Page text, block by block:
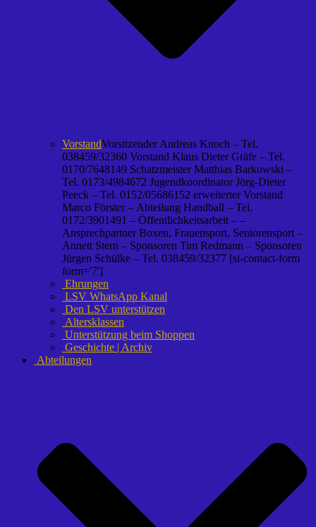
VorstandVorsitzender Andreas Knoch – Tel.
038459/32360 Vorstand Klaus Dieter Gräfe – Tel.
0170/7648149 Schatzmeister Matthias Barkowski –
Tel. 0173/4984672 Jugendkoordinator Jörg-Dieter
Peeck – Tel. 0152/05686152 erweiterter Vorstand
Marco Förster – Abteilung Handball – Tel.
0172/3901491 – Öffentlichkeitsarbeit – –
Ansprechpartner Boxen, Frauensport, Seniorensport –
Annett Stern – Sponsoren Tim Redmann – Sponsoren
Jürgen Schülke – Tel. 038459/32377 [si-contact-form
form='7']
Ehrungen
LSV WhatsApp Kanal
Den LSV unterstützen
Altersklassen
Unterstützung beim Shoppen
Geschichte | Archiv
Abteilungen